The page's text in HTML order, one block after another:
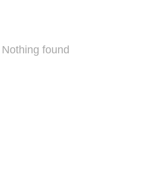
Nothing found